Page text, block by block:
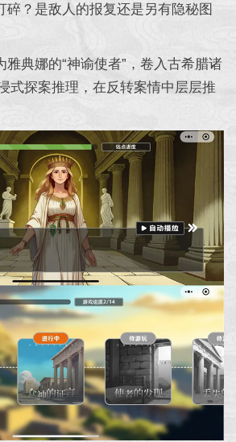
？是敌人的报复还是另有隐秘图
典娜的“神谕使者”，卷入古希腊诸
式探案推理，在反转案情中层层推